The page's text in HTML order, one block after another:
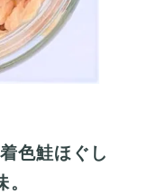
色鮭ほぐし